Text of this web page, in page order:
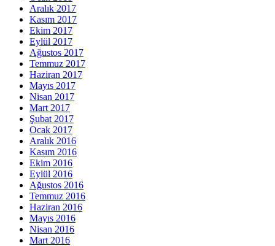
Aralık 2017
Kasım 2017
Ekim 2017
Eylül 2017
Ağustos 2017
Temmuz 2017
Haziran 2017
Mayıs 2017
Nisan 2017
Mart 2017
Şubat 2017
Ocak 2017
Aralık 2016
Kasım 2016
Ekim 2016
Eylül 2016
Ağustos 2016
Temmuz 2016
Haziran 2016
Mayıs 2016
Nisan 2016
Mart 2016